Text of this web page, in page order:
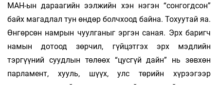
МАН-ын дараагийн ээлжийн хэн нэгэн “сонгогдсон”
байх магадлал тун өндөр болчхоод байна. Тохуутай яа.
Өнгөрсөн намрын чуулганыг эргэн саная. Эрх баригч
намын дотоод зөрчил, гүйцэтгэх эрх мэдлийн
тэргүүний суудлын төлөөх “цусгүй дайн” нь зөвхөн
парламент, хууль, шүүх, улс төрийн хүрээгээр